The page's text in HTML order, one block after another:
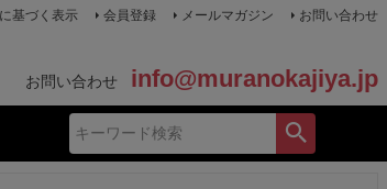
基づく表示 会員登録 メールマガジン お問い合わせ
お問い合わせ info@muranokajiya.jp